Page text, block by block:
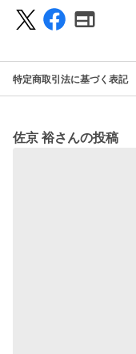
特定商取引法に基づく表記
佐京 裕さんの投稿